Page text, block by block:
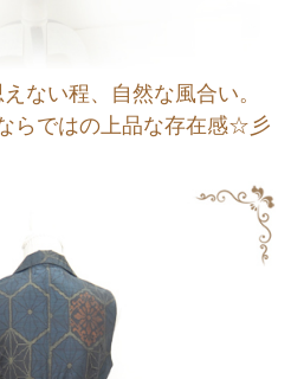
ない程、自然な風合い。
らではの上品な存在感☆彡